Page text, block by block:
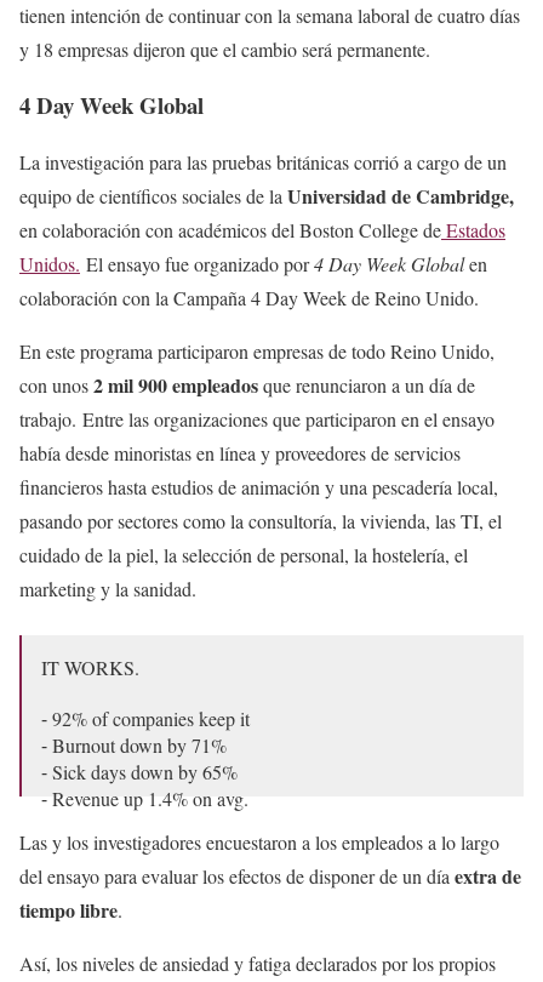
tienen intención de continuar con la semana laboral de cuatro días
y 18 empresas dijeron que el cambio será permanente.
4 Day Week Global
La investigación para las pruebas británicas corrió a cargo de un
equipo de científicos sociales de la Universidad de Cambridge,
en colaboración con académicos del Boston College deEstados
Unidos. El ensayo fue organizado por4 Day Week Globalen
colaboración con la Campaña 4 Day Week de Reino Unido.
En este programa participaron empresas de todo Reino Unido,
con unos2 mil 900 empleadosque renunciaron a un día de
trabajo. Entre las organizaciones que participaron en el ensayo
había desde minoristas en línea y proveedores de servicios
financieros hasta estudios de animación y una pescadería local,
pasando por sectores como la consultoría, la vivienda, las TI, el
cuidado de la piel, la selección de personal, la hostelería, el
marketing y la sanidad.
IT WORKS.
⁃ 92% of companies keep it
⁃ Burnout down by 71%
⁃ Sick days down by 65%
⁃ Revenue up 1.4% on avg.
No question about it – the UK’s 4-day week trial was a
𝙝𝙪𝙜𝙚 success.
It’s time for the 4-day week to go mainstream.
pic.twitter.com/gVTnqDeLrH
Las y los investigadores encuestaron a los empleados a lo largo
del ensayo para evaluar los efectos de disponer de un día extra de
tiempo libre.
Así, los niveles de ansiedad y fatiga declarados por los propios